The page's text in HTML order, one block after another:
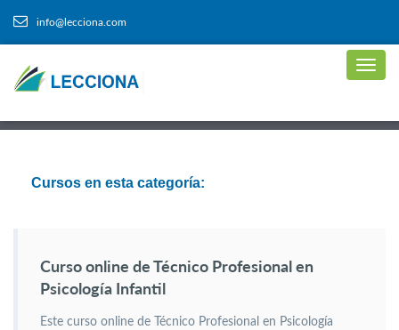
info@lecciona.com
Cursos en esta categoría:
Curso online de Técnico Profesional en
Psicología Infantil
Este curso online de Técnico Profesional en Psicología